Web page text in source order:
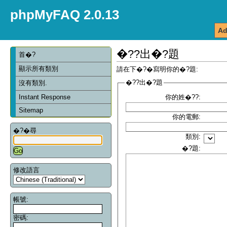
phpMyFAQ 2.0.13
首�?
顯示所有類別
沒有類別.
Instant Response
Sitemap
�?�尋
修改語言
帳號:
密碼:
�??出�?題
請在下�?�寫明你的�?題:
�??出�?題
你的姓�??:
你的電郵:
類別:
�?題: